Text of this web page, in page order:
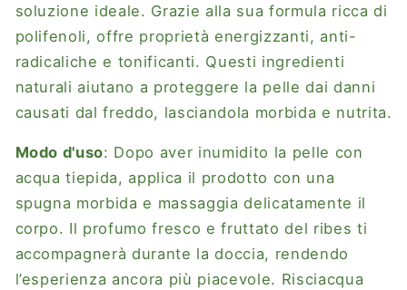
soluzione ideale. Grazie alla sua formula ricca di
polifenoli, offre proprietà energizzanti, anti-
radicaliche e tonificanti. Questi ingredienti
naturali aiutano a proteggere la pelle dai danni
causati dal freddo, lasciandola morbida e nutrita.
Modo d'uso: Dopo aver inumidito la pelle con
acqua tiepida, applica il prodotto con una
spugna morbida e massaggia delicatamente il
corpo. Il profumo fresco e fruttato del ribes ti
accompagnerà durante la doccia, rendendo
l’esperienza ancora più piacevole. Risciacqua